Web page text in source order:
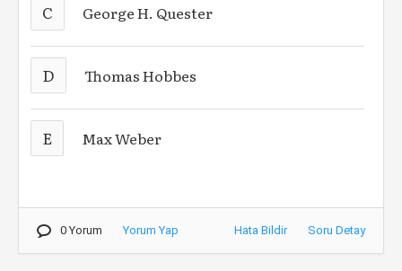
C George H. Quester
D Thomas Hobbes
E Max Weber
0 Yorum Yorum Yap Hata Bildir Soru Detay